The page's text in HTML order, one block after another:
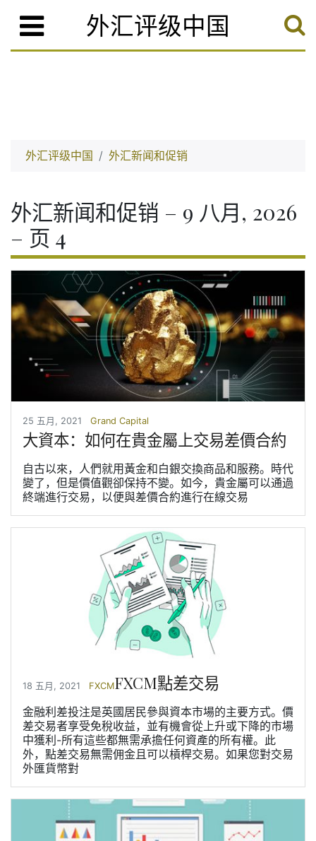
外汇评级中国
外汇评级中国 外汇新闻和促销
外汇新闻和促销 – 9 八月, 2026
– 页 4
25 五月, 2021 Grand Capital
大資本：如何在貴金屬上交易差價合約
自古以來，人們就用黃金和白銀交換商品和服務。時代
變了，但是價值觀卻保持不變。如今，貴金屬可以通過
終端進行交易，以便與差價合約進行在線交易
18 五月, 2021 FXCMFXCM點差交易
金融利差投注是英國居民參與資本市場的主要方式。價
差交易者享受免稅收益，並有機會從上升或下降的市場
中獲利-所有這些都無需承擔任何資產的所有權。此
外，點差交易無需佣金且可以槓桿交易。如果您對交易
外匯貨幣對